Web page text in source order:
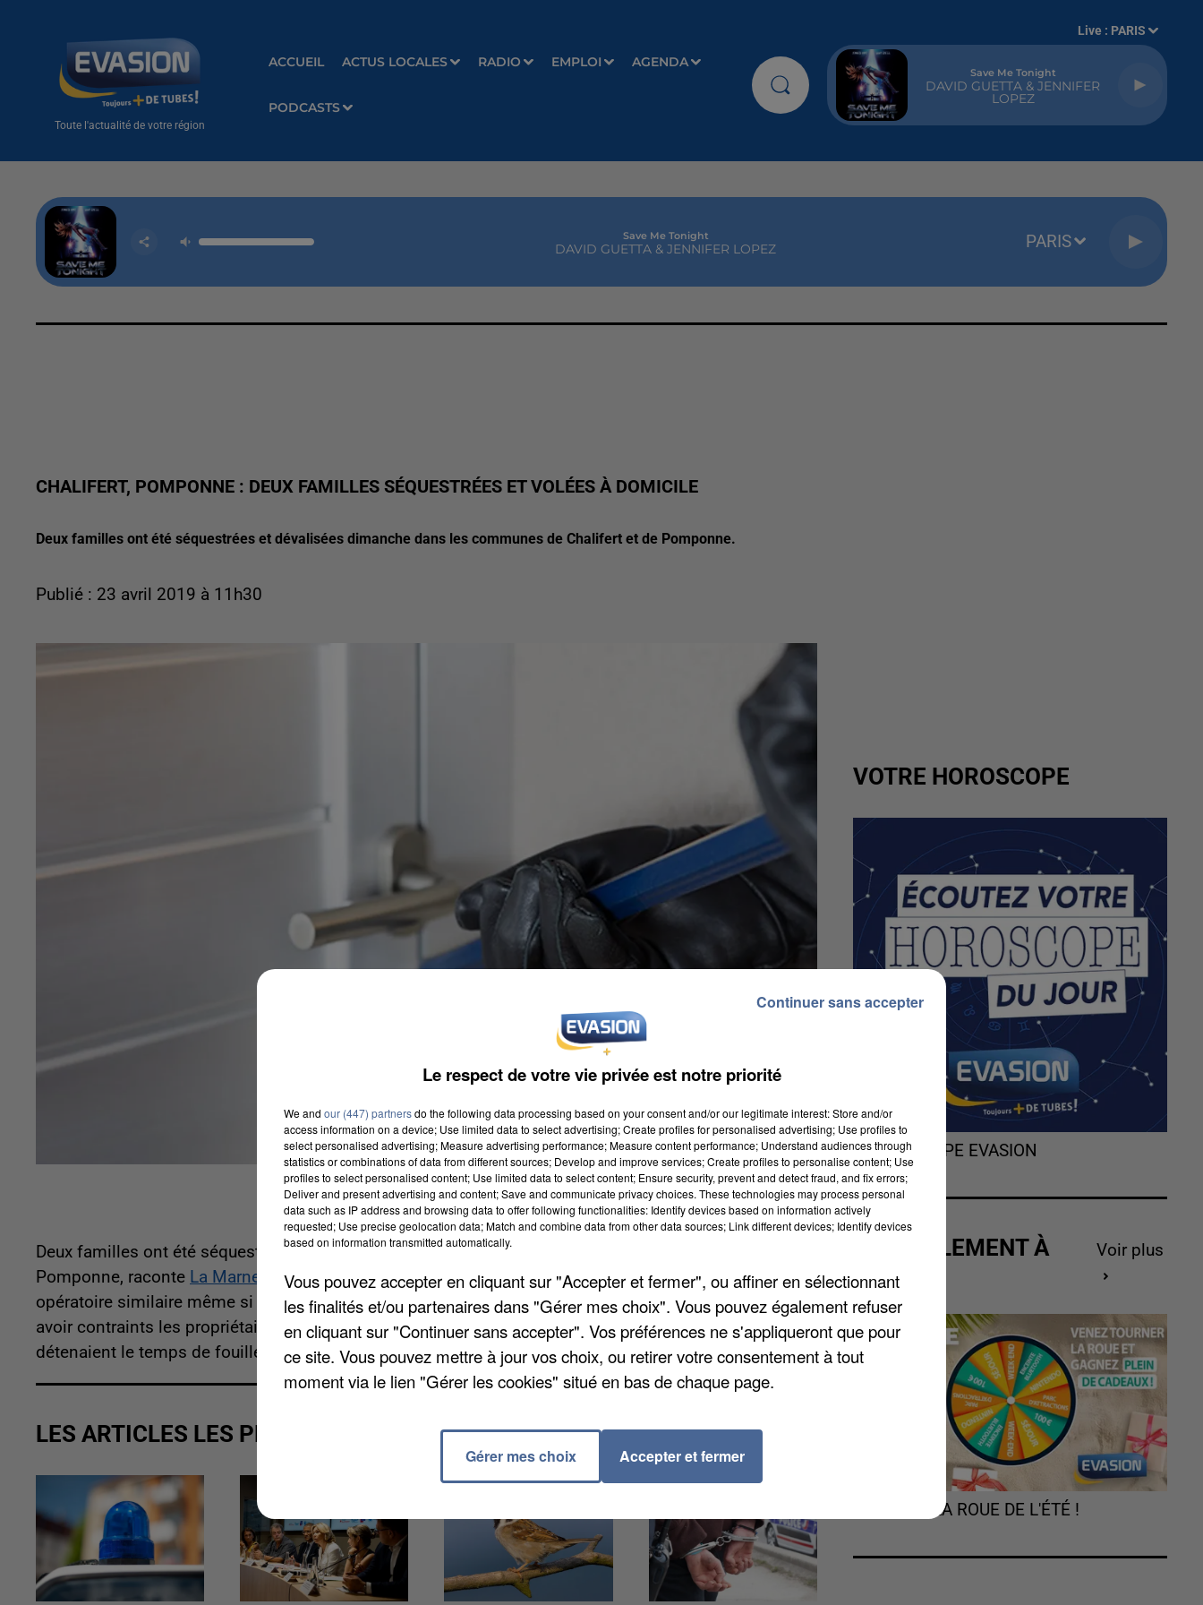
Toute l'actualité de votre région
ACCUEIL ACTUS LOCALES RADIO EMPLOI AGENDA
PODCASTS
Live : PARIS
Save Me Tonight
DAVID GUETTA & JENNIFER
LOPEZ
Save Me Tonight
DAVID GUETTA & JENNIFER LOPEZ PARIS
CHALIFERT, POMPONNE : DEUX FAMILLES SÉQUESTRÉES ET VOLÉES À DOMICILE
Deux familles ont été séquestrées et dévalisées dimanche dans les communes de Chalifert et de Pomponne.
Publié : 23 avril 2019 à 11h30
Deux familles ont été séquestrées et dévalisées dimanche dans les communes de Chalifert et de
Pomponne, raconte La Marne
. Les délits ont été commis à quelques heures d'intervalle avec un mode
opératoire similaire même si à l'heure actuelles les autorités n'ont pas établi de liens formels. Après
avoir contraints les propriétaires des maisons ciblées à rentrer à l'intérieur, les cambrioleurs les
détenaient le temps de fouiller leur domicile. Ils n'ont pas été arrêtés.
LES ARTICLES LES PLUS VUS
VOTRE HOROSCOPE
L'HOROSCOPE EVASION
ACTUELLEMENT À
GAGNER
Voir plus
TOURNEZ LA ROUE DE L'ÉTÉ !
Le respect de votre vie privée est notre priorité
We and our (447) partnersdo the following data processing based on your consent and/or our legitimate interest: Store and/or
access information on a device; Use limited data to select advertising; Create profiles for personalised advertising; Use profiles to
select personalised advertising; Measure advertising performance; Measure content performance; Understand audiences through
statistics or combinations of data from different sources; Develop and improve services; Create profiles to personalise content; Use
profiles to select personalised content; Use limited data to select content; Ensure security, prevent and detect fraud, and fix errors;
Deliver and present advertising and content; Save and communicate privacy choices. These technologies may process personal
data such as IP address and browsing data to offer following functionalities: Identify devices based on information actively
requested; Use precise geolocation data; Match and combine data from other data sources; Link different devices; Identify devices
based on information transmitted automatically.
Vous pouvez accepter en cliquant sur "Accepter et fermer", ou affiner en sélectionnant
les finalités et/ou partenaires dans "Gérer mes choix". Vous pouvez également refuser
en cliquant sur "Continuer sans accepter". Vos préférences ne s'appliqueront que pour
ce site. Vous pouvez mettre à jour vos choix, ou retirer votre consentement à tout
moment via le lien "Gérer les cookies" situé en bas de chaque page.
Gérer mes choix Accepter et fermer
Continuer sans accepter